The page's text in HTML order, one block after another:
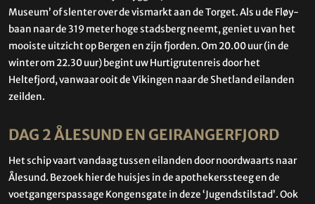
Museum’ of slenter over de vismarkt aan de Torget. Als u de Fløy-
baan naar de 319 meter hoge stadsberg neemt, geniet u van het
mooiste uitzicht op Bergen en zijn fjorden. Om 20.00 uur (in de
winter om 22.30 uur) begint uw Hurtigrutenreis door het
Heltefjord, vanwaar ooit de Vikingen naar de Shetland eilanden
zeilden.
DAG 2 ÅLESUND EN GEIRANGERFJORD
Het schip vaart vandaag tussen eilanden door noordwaarts naar
Ålesund. Bezoek hier de huisjes in de apothekerssteeg en de
voetgangerspassage Kongensgate in deze ‘Jugendstilstad’. Ook